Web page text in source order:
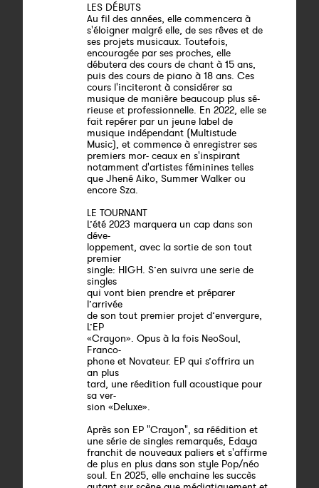
LES DÉBUTS
Au fil des années, elle commencera à
s'éloigner malgré elle, de ses rêves et de
ses projets musicaux. Toutefois,
encouragée par ses proches, elle
débutera des cours de chant à 15 ans,
puis des cours de piano à 18 ans. Ces
cours l'inciteront à considérer sa
musique de manière beaucoup plus sé-
rieuse et professionnelle. En 2022, elle se
fait repérer par un jeune label de
musique indépendant (Multistude
Music), et commence à enregistrer ses
premiers mor- ceaux en s'inspirant
notamment d'artistes féminines telles
que Jhené Aiko, Summer Walker ou
encore Sza.
LE TOURNANT
L’été 2023 marquera un cap dans son
déve-
loppement, avec la sortie de son tout
premier
single: HIGH. S’en suivra une serie de
singles
qui vont bien prendre et préparer
l’arrivée
de son tout premier projet d’envergure,
L’EP
«Crayon». Opus à la fois NeoSoul,
Franco-
phone et Novateur. EP qui s’offrira un
an plus
tard, une réedition full acoustique pour
sa ver-
sion «Deluxe».
Après son EP "Crayon", sa réédition et
une série de singles remarqués, Edaya
franchit de nouveaux paliers et s'affirme
de plus en plus dans son style Pop/néo
soul. En 2025, elle enchaine les succès